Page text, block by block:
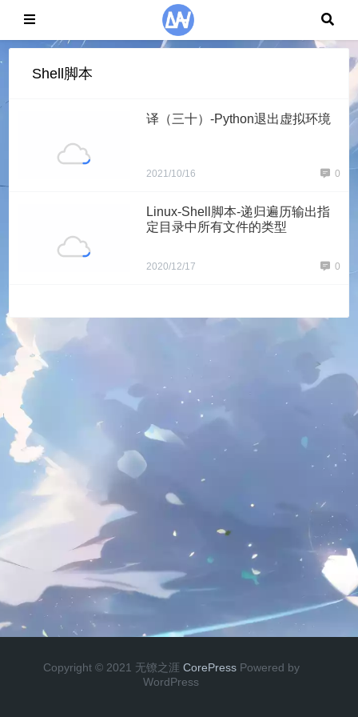
Shell脚本
译（三十）-Python退出虚拟环境
2021/10/16 0
Linux-Shell脚本-递归遍历输出指
定目录中所有文件的类型
2020/12/17 0
Copyright © 2021 无镣之涯 CorePress Powered by
WordPress